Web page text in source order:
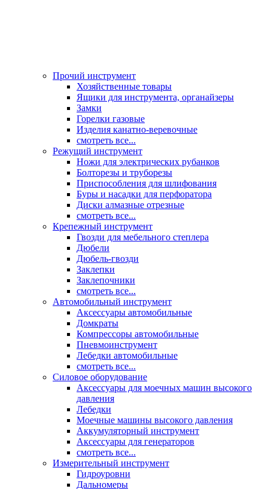
Прочий инструмент
Хозяйственные товары
Ящики для инструмента, органайзеры
Замки
Горелки газовые
Изделия канатно-веревочные
смотреть все...
Режущий инструмент
Ножи для электрических рубанков
Болторезы и труборезы
Приспособления для шлифования
Буры и насадки для перфоратора
Диски алмазные отрезные
смотреть все...
Крепежный инструмент
Гвозди для мебельного степлера
Дюбели
Дюбель-гвозди
Заклепки
Заклепочники
смотреть все...
Автомобильный инструмент
Аксессуары автомобильные
Домкраты
Компрессоры автомобильные
Пневмоинструмент
Лебедки автомобильные
смотреть все...
Силовое оборудование
Аксессуары для моечных машин высокого
давления
Лебедки
Моечные машины высокого давления
Аккумуляторный инструмент
Аксессуары для генераторов
смотреть все...
Измерительный инструмент
Гидроуровни
Дальномеры